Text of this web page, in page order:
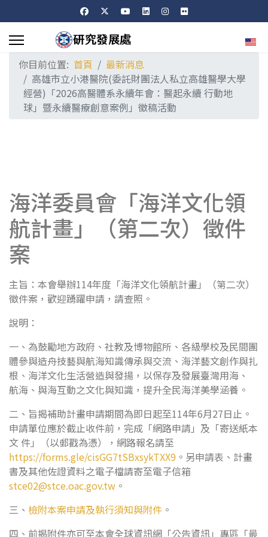
選擇
你目前位置: 首頁
最新消息
高雄市立小港醫院(委託財團法人私立高雄醫學大學
經營)「2026高醫體系永續年會：醫起永續 行動地
球」暨永續醫療創意案例」徵稿活動
海洋委員會「海洋文化領
航計畫」（第二次）徵件
案
主旨：本會舉辦114年度「海洋文化領航計畫」（第二次）
徵件案，歡迎踴躍申請，請查照。
說明：
一、為鼓勵地方政府、社教及博物館所、各級學校及民間團
體參與造舟技藝與航海知識傳承與交流、海洋藝文創作與扎
根、海洋文化生活營造與發揚，以保存及發展臺灣用海、
航海、與海互動之文化與知識，提升全民海洋美學涵養。
二、旨揭補助計畫申請期間為即日起至114年6月27日止。
申請單位應於截止收件前，完成「網路申請」及「寄送紙本
文 件」（以郵戳為憑），網路報名請至
https://forms.gle/cisGG7tSBxsykTXX9 。另申請表、計畫
書及其他佐證資料之電子檔請寄至電子信箱
stce02@stce.oac.gov.tw 。
三、 檢附本案申請及執行須知與附件 。
四、前揭附件亦可至本會全球資訊網「公告資訊」專區「最